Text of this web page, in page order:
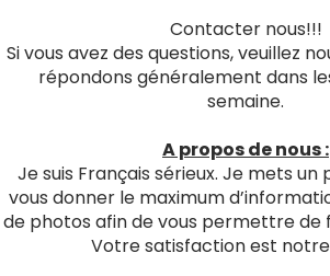
Contacter nous!!!
Si vous avez des questions, veuillez
répondons généralement dans
semaine.
A propos de nous :
Je suis Français sérieux. Je mets un
vous donner le maximum
de photos afin de vous permettre de
Votre satisfaction est